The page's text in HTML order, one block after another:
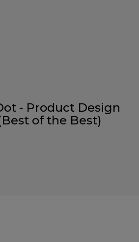
- Product Design
of the Best)